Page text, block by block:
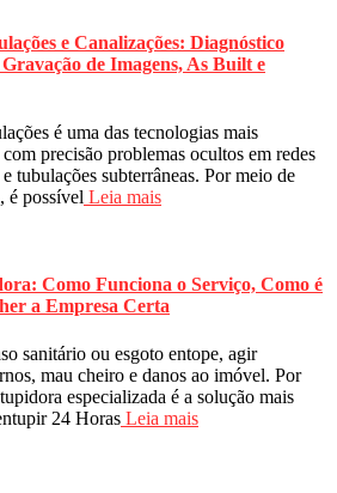
e Canalizações: Diagnóstico
de Imagens, As Built e
é uma das tecnologias mais
precisão problemas ocultos em redes
tubulações subterrâneas. Por meio de
é possível Leia mais
Como Funciona o Serviço, Como é
a Empresa Certa
sanitário ou esgoto entope, agir
mau cheiro e danos ao imóvel. Por
especializada é a solução mais
24 Horas Leia mais